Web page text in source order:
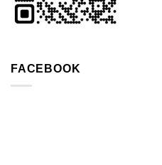
FACEBOOK